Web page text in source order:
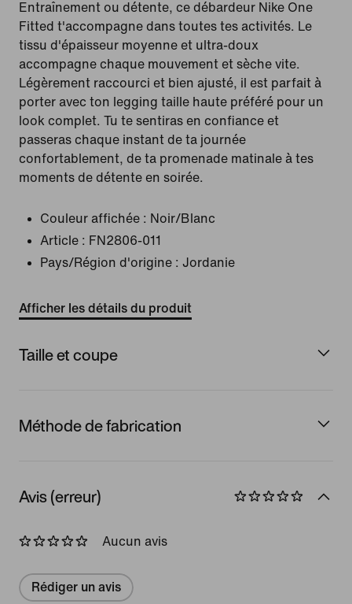
Entraînement ou détente, ce débardeur Nike One
Fitted t'accompagne dans toutes tes activités. Le
tissu d'épaisseur moyenne et ultra-doux
accompagne chaque mouvement et sèche vite.
Légèrement raccourci et bien ajusté, il est parfait à
porter avec ton legging taille haute préféré pour un
look complet. Tu te sentiras en confiance et
passeras chaque instant de ta journée
confortablement, de ta promenade matinale à tes
moments de détente en soirée.
Couleur affichée : Noir/Blanc
Article : FN2806-011
Pays/Région d'origine : Jordanie
Afficher les détails du produit
Taille et coupe
Méthode de fabrication
Avis (erreur)
Aucun avis
Rédiger un avis